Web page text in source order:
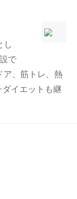
し
で
ア、筋トレ、熱
イエットも継